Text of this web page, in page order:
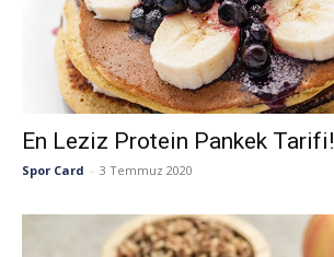
En Leziz Protein Pankek Tarifi!
Spor Card - 3 Temmuz 2020